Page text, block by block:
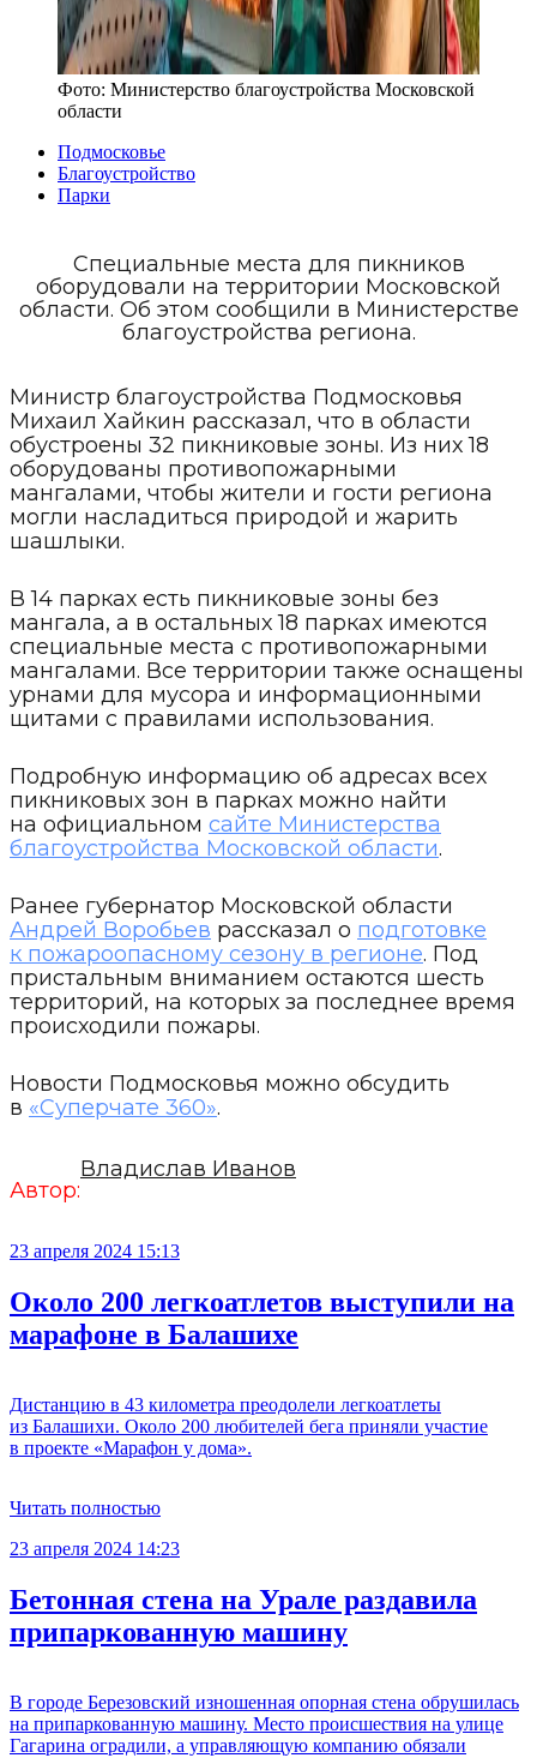
Фото: Министерство благоустройства Московской
области
Подмосковье
Благоустройство
Парки
Специальные места для пикников
оборудовали на территории Московской
области. Об этом сообщили в Министерстве
благоустройства региона.
Министр благоустройства Подмосковья
Михаил Хайкин рассказал, что в области
обустроены 32 пикниковые зоны. Из них 18
оборудованы противопожарными
мангалами, чтобы жители и гости региона
могли насладиться природой и жарить
шашлыки.
В 14 парках есть пикниковые зоны без
мангала, а в остальных 18 парках имеются
специальные места с противопожарными
мангалами. Все территории также оснащены
урнами для мусора и информационными
щитами с правилами использования.
Подробную информацию об адресах всех
пикниковых зон в парках можно найти
на официальном сайте Министерства
благоустройства Московской области.
Ранее губернатор Московской области
Андрей Воробьев рассказал о подготовке
к пожароопасному сезону в регионе. Под
пристальным вниманием остаются шесть
территорий, на которых за последнее время
происходили пожары.
Новости Подмосковья можно обсудить
в «Суперчате 360».
Автор:
Владислав Иванов
23 апреля 2024 15:13
Около 200 легкоатлетов выступили на
марафоне в Балашихе
Дистанцию в 43 километра преодолели легкоатлеты
из Балашихи. Около 200 любителей бега приняли участие
в проекте «Марафон у дома».
Читать полностью
23 апреля 2024 14:23
Бетонная стена на Урале раздавила
припаркованную машину
В городе Березовский изношенная опорная стена обрушилась
на припаркованную машину. Место происшествия на улице
Гагарина оградили, а управляющую компанию обязали